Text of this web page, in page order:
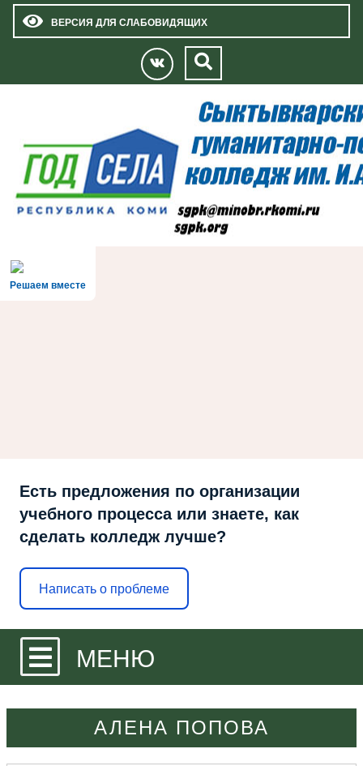
ВЕРСИЯ ДЛЯ СЛАБОВИДЯЩИХ
Решаем вместе
Есть предложения по организации
учебного процесса или знаете, как
сделать колледж лучше?
Написать о проблеме
МЕНЮ
АЛЕНА ПОПОВА